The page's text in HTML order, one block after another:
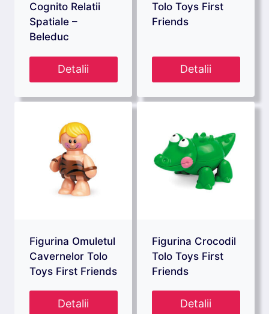
Cognito Relatii
Spatiale –
Beleduc
Detalii
Tolo Toys First
Friends
Detalii
Figurina Omuletul
Cavernelor Tolo
Toys First Friends
Detalii
Figurina Crocodil
Tolo Toys First
Friends
Detalii